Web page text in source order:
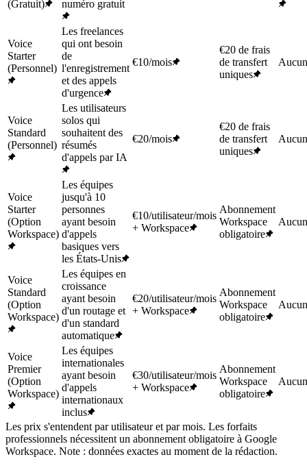
(Gratuit) numéro gratuit
Voice
Starter
(Personnel)
Les freelances
qui ont besoin
de
l'enregistrement
et des appels
d'urgence
€10/mois
€20 de frais
de transfert
uniques
Aucun
Voice
Standard
(Personnel)
Les utilisateurs
solos qui
souhaitent des
résumés
d'appels par IA
€20/mois
€20 de frais
de transfert
uniques
Aucun
Voice
Starter
(Option
Workspace)
Les équipes
jusqu'à 10
personnes
ayant besoin
d'appels
basiques vers
les États-Unis
€10/utilisateur/mois
+ Workspace
Abonnement
Workspace
obligatoire
Aucun
Voice
Standard
(Option
Workspace)
Les équipes en
croissance
ayant besoin
d'un routage et
d'un standard
automatique
€20/utilisateur/mois
+ Workspace
Abonnement
Workspace
obligatoire
Aucun
Voice
Premier
(Option
Workspace)
Les équipes
internationales
ayant besoin
d'appels
internationaux
inclus
€30/utilisateur/mois
+ Workspace
Abonnement
Workspace
obligatoire
Aucun
Les prix s'entendent par utilisateur et par mois. Les forfaits
professionnels nécessitent un abonnement obligatoire à Google
Workspace. Note : données exactes au moment de la rédaction.